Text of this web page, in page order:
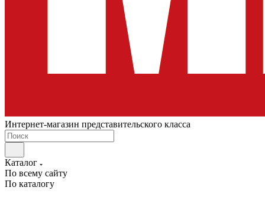
Интернет-магазин представительского класса
Каталог
По всему сайту
По каталогу